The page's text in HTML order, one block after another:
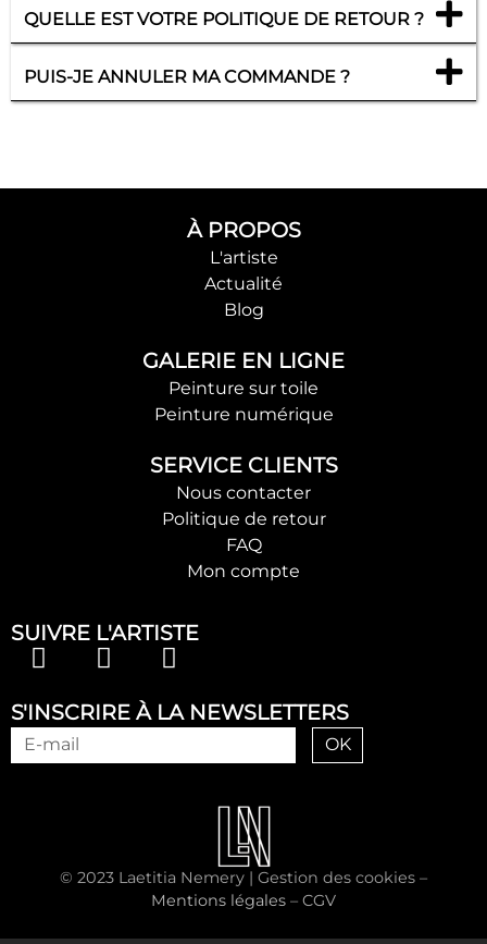
QUELLE EST VOTRE POLITIQUE DE RETOUR ?
PUIS-JE ANNULER MA COMMANDE ?
À PROPOS
L'artiste
Actualité
Blog
GALERIE EN LIGNE
Peinture sur toile
Peinture numérique
SERVICE CLIENTS
Nous contacter
Politique de retour
FAQ
Mon compte
SUIVRE L'ARTISTE
S'INSCRIRE À LA NEWSLETTERS
OK
© 2023 Laetitia Nemery | Gestion des cookies –
Mentions légales – CGV